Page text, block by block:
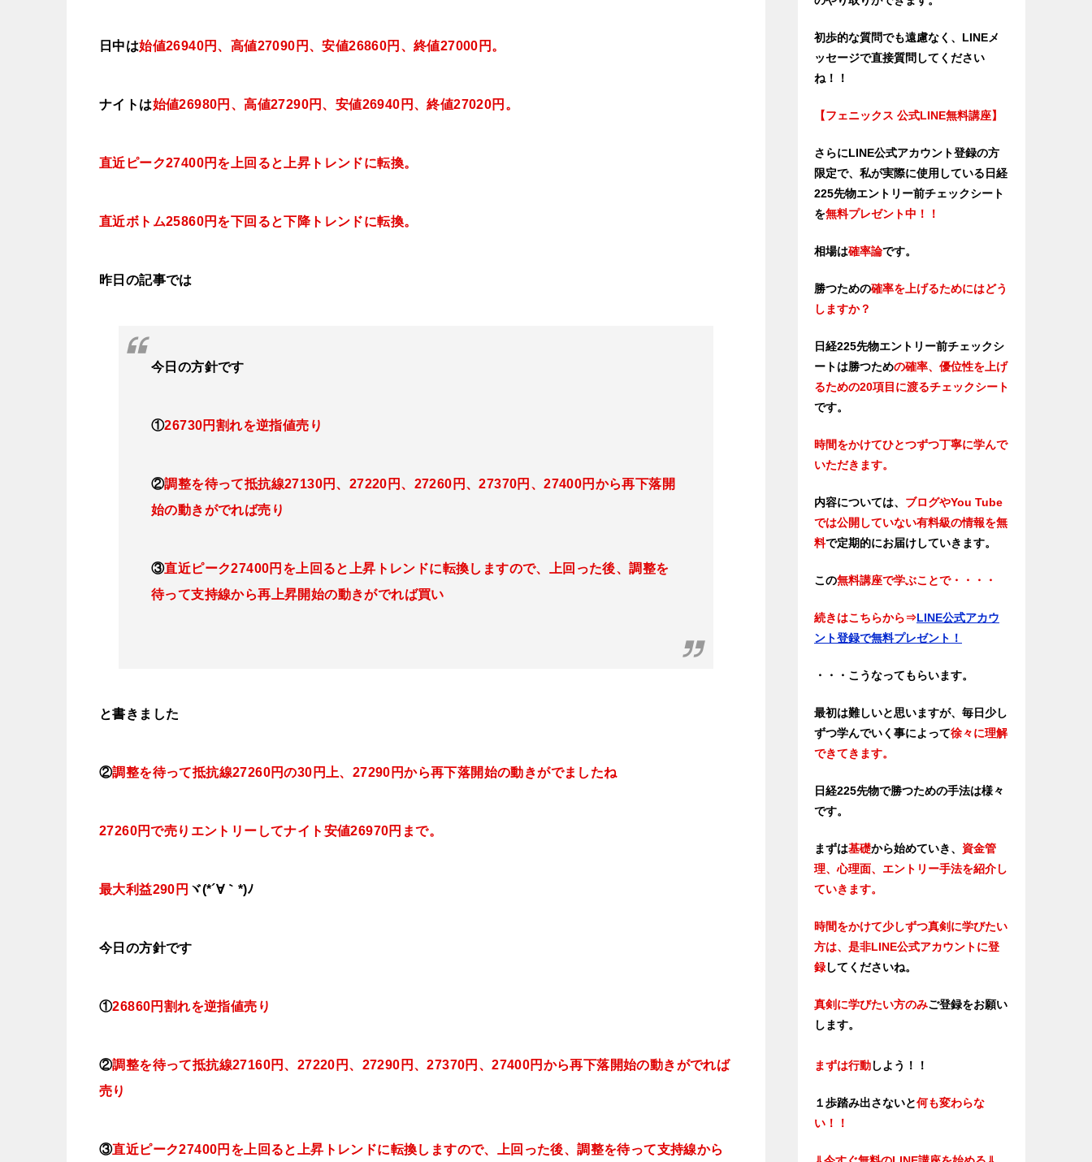
日中は始値26940円、高値27090円、安値26860円、終値27000円 。
ナイトは始値26980円、高値27290円、安値26940 円、終値27020円 。
直近ピーク27400円を上回ると 上昇トレンドに転換。
直近ボトム25860円を下回ると下降トレンドに転換。
昨日の記事では
今日 の方針です
①26730円割れを逆指値売り
②調整を待って抵抗線27130円、27220円、27260円、27370円、27400円から再下落開
始の動きがでれば売り
③直近ピーク27400円を上回ると上昇トレンドに転換しますので、上回った後、調整を
待って支持線から再上昇開始の動きがでれば買い
と書きました
②調整を待って抵抗線27260円の30円上、27290円から再下落開始の動きがでましたね
27260円で売りエントリーしてナイト安値26970円まで。
最大利益290円 ヾ(*´∀｀*)ﾉ
今日 の方針です
①26860円割れを逆指値売り
②調整を待って抵抗線27160円、27220円、27290円、27370円、27400円から再下落開始の動きがでれば
売り
③直近ピーク27400円を上回ると上昇トレンドに転換しますので、上回った後、調整を待って支持線から
初歩的な質問でも遠慮なく、LINEメ
ッセージで直接質問してください
ね！！
【フェニックス 公式LINE無料講座】
さらにLINE公式アカウント登録の方
限定で、私が実際に使用している日経
225先物エントリー前チェックシート
を無料プレゼント中！！
相場は確率論です。
勝つための確率を上げるためにはどう
しますか？
日経225先物エントリー前チェックシ
ートは勝つための確率、優位性を上げ
るための20項目に渡るチェックシート
です。
時間をかけてひとつずつ丁寧に学んで
いただきます。
内容については、 ブログやYou Tube
では公開していない有料級の情報を無
料で定期的にお届けしていきます。
この無料講座で学ぶことで・・・・
続きはこちらから⇒LINE公式アカウ
ント登録で無料プレゼント！
・・・こうなってもらいます。
最初は難しいと思いますが、毎日少し
ずつ学んでいく事によって徐々に理解
できてきます。
日経225先物で勝つための手法は様々
です。
まずは基礎から始めていき、 資金管
理、心理面、エントリー手法を紹介し
ていきます。
時間をかけて少しずつ真剣に学びたい
方は、是非LINE公式アカウントに登
録してくださいね。
真剣に学びたい方のみご登録をお願い
します。
まずは行動しよう！！
１歩踏み出さないと何も変わらな
い！！